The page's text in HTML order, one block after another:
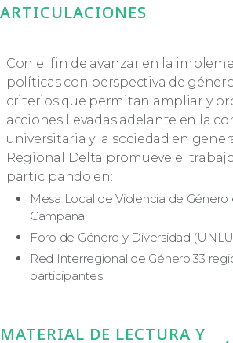
ARTICULACIONES
Con el fin de avanzar en la
políticas con perspectiva de
criterios que permitan ampliar y
acciones llevadas adelante en la
universitaria y la sociedad en
Regional Delta promueve el
participando en:
Mesa Local de Violencia de Género
Campana
Foro de Género y Diversidad
Red Interregional de Género 33
participantes
MATERIAL DE LECTURA Y